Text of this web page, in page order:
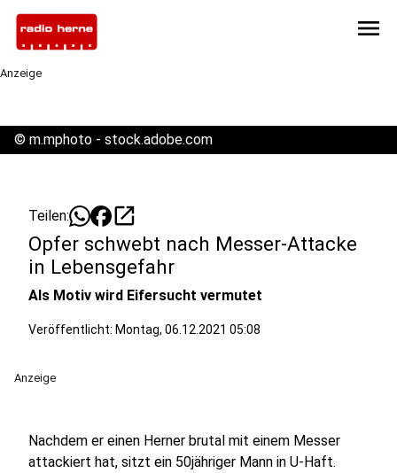
menu
Anzeige
© m.mphoto - stock.adobe.com
Teilen: open_in_new
Opfer schwebt nach Messer-Attacke
in Lebensgefahr
Als Motiv wird Eifersucht vermutet
Veröffentlicht: Montag, 06.12.2021 05:08
Anzeige
Nachdem er einen Herner brutal mit einem Messer
attackiert hat, sitzt ein 50jähriger Mann in U-Haft.